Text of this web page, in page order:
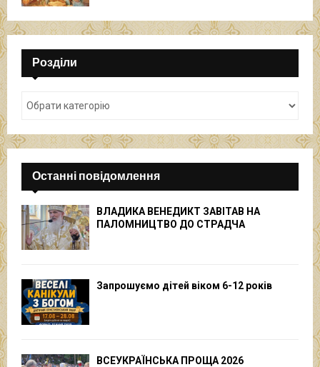
Розділи
Останні повідомлення
ВЛАДИКА ВЕНЕДИКТ ЗАВІТАВ НА
ПАЛОМНИЦТВО ДО СТРАДЧА
Запрошуємо дітей віком 6-12 років
ВСЕУКРАЇНСЬКА ПРОЩА 2026